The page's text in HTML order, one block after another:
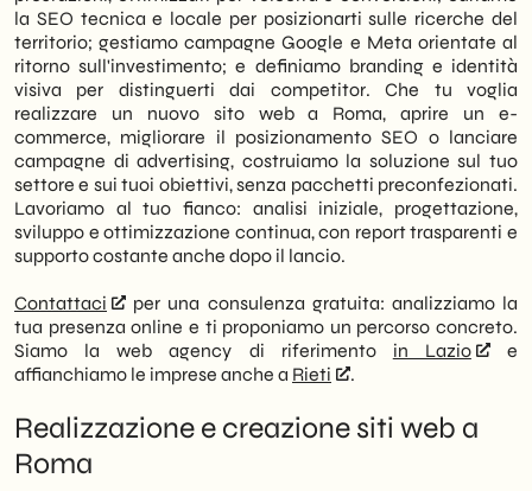
la SEO tecnica e locale per posizionarti sulle ricerche del
territorio; gestiamo campagne Google e Meta orientate al
ritorno sull'investimento; e definiamo branding e identità
visiva per distinguerti dai competitor. Che tu voglia
realizzare un nuovo sito web a Roma, aprire un e-
commerce, migliorare il posizionamento SEO o lanciare
campagne di advertising, costruiamo la soluzione sul tuo
settore e sui tuoi obiettivi, senza pacchetti preconfezionati.
Lavoriamo al tuo fianco: analisi iniziale, progettazione,
sviluppo e ottimizzazione continua, con report trasparenti e
supporto costante anche dopo il lancio.
Contattaci
per una consulenza gratuita: analizziamo la
tua presenza online e ti proponiamo un percorso concreto.
Siamo la web agency di riferimento in Lazio
e
affianchiamo le imprese anche a Rieti .
Realizzazione e creazione siti web a
Roma